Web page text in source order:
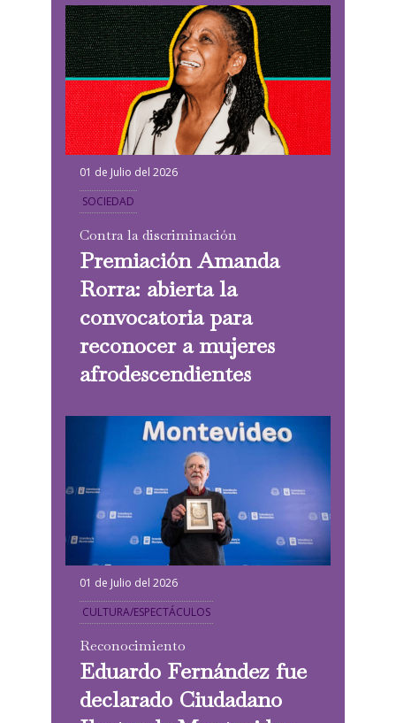
01 de Julio del 2026
SOCIEDAD
Contra la discriminación
Premiación Amanda
Rorra: abierta la
convocatoria para
reconocer a mujeres
afrodescendientes
01 de Julio del 2026
CULTURA/ESPECTÁCULOS
Reconocimiento
Eduardo Fernández fue
declarado Ciudadano